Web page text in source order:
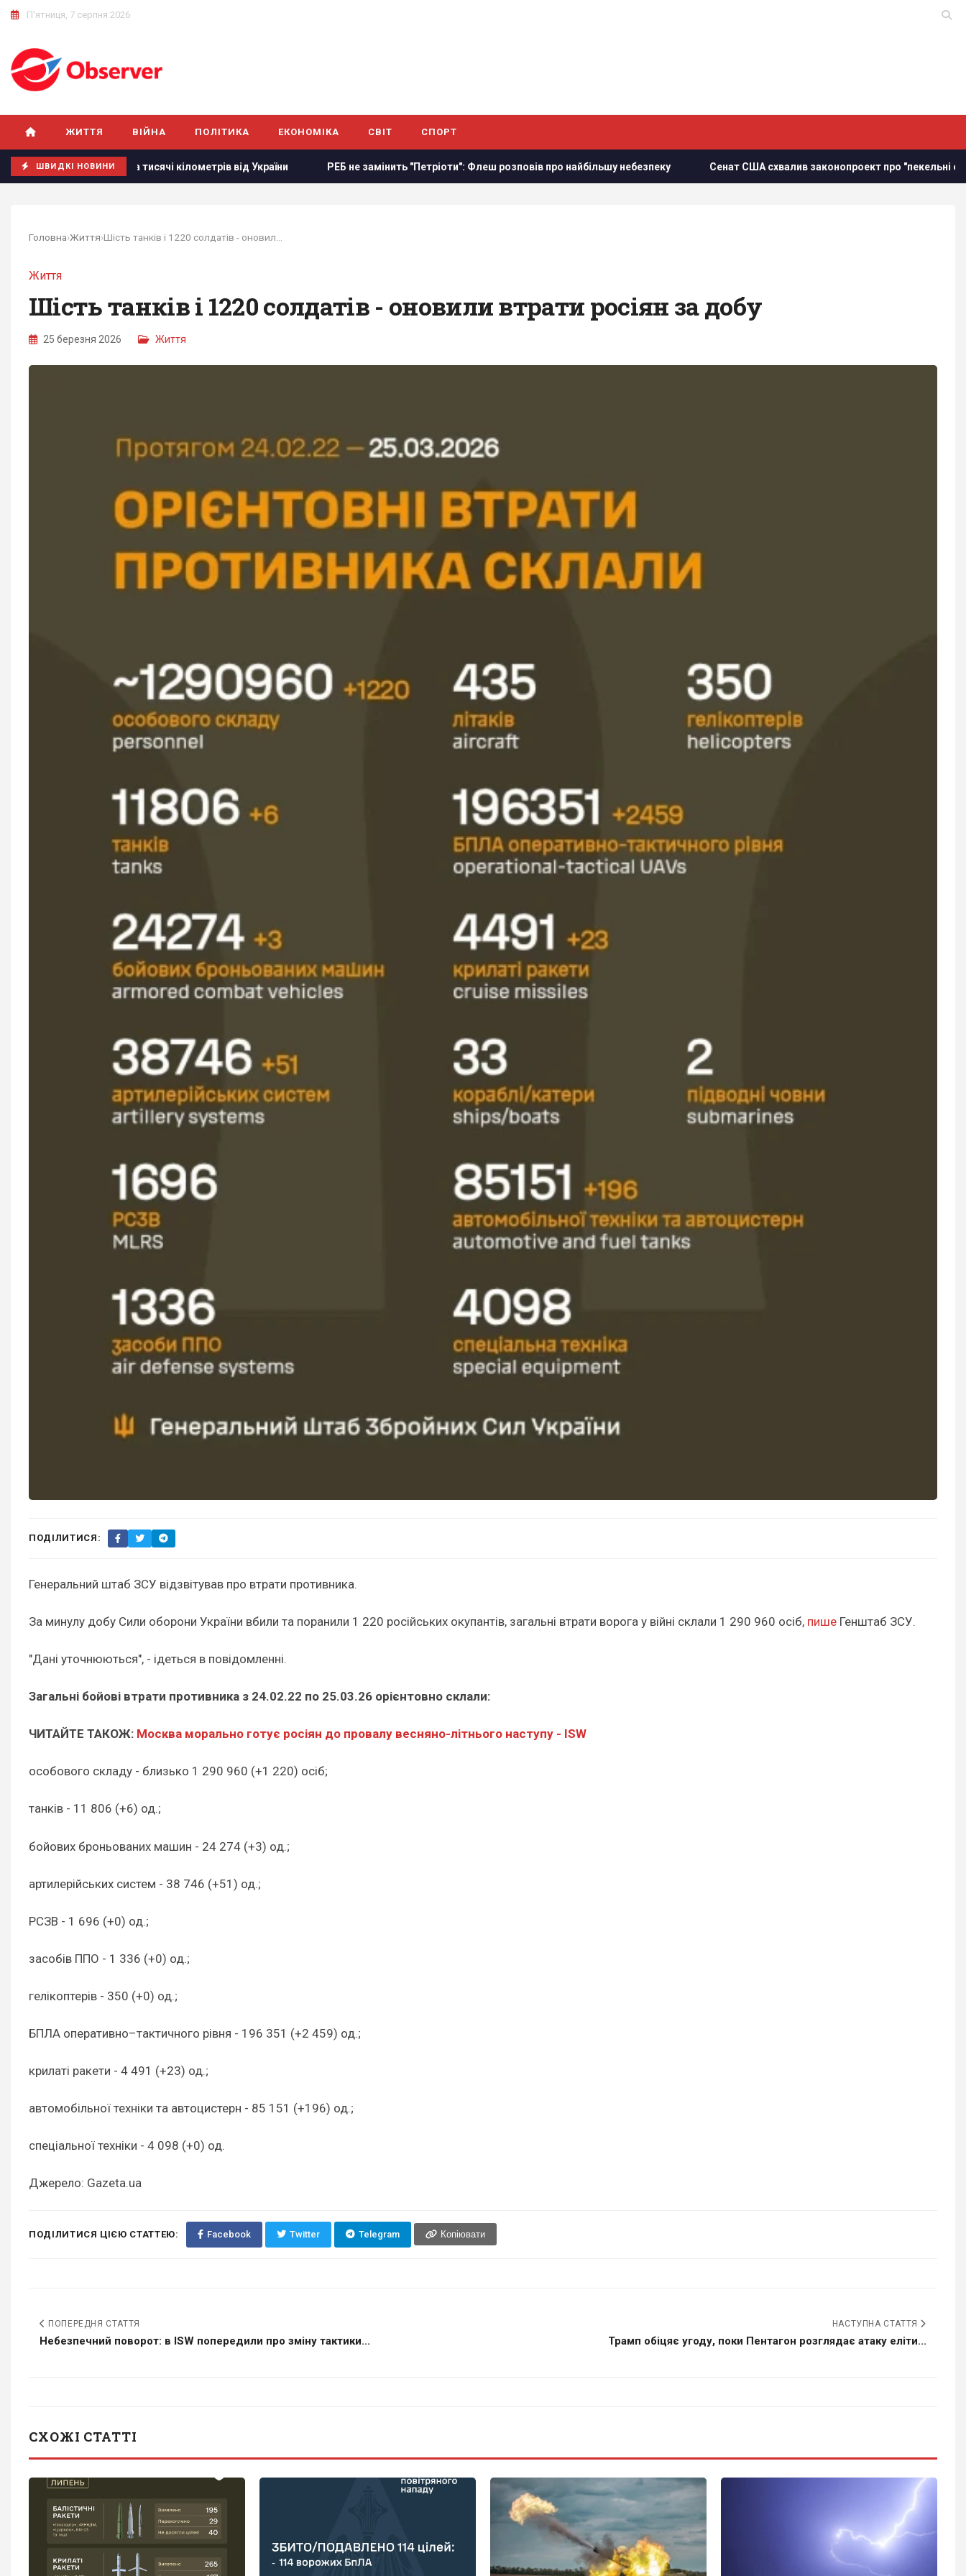
П'ятниця, 7 серпня 2026
ЖИТТЯ ВІЙНА ПОЛІТИКА ЕКОНОМІКА СВІТ СПОРТ
ШВИДКІ НОВИНИ
за тисячі кілометрів від України РЕБ не замінить "Петріоти": Флеш розповів про найбільшу небезпеку Сенат США схвалив законопроект про "пекельні санкції" проти РФ
Головна›Життя›
Життя
Шість танків і 1220 солдатів - оновили втрати росіян за добу
25 березня 2026 Життя
ПОДІЛИТИСЯ:
Генеральний штаб ЗСУ відзвітував про втрати противника.
За минулу добу Сили оборони України вбили та поранили 1 220 російських окупантів, загальні втрати ворога у війні склали 1 290 960 осіб, пише Генштаб ЗСУ.
"Дані уточнюються", - ідеться в повідомленні.
Загальні бойові втрати противника з 24.02.22 по 25.03.26 орієнтовно склали:
ЧИТАЙТЕ ТАКОЖ: Москва морально готує росіян до провалу весняно-літнього наступу - ISW
особового складу - близько 1 290 960 (+1 220) осіб;
танків - 11 806 (+6) од.;
бойових броньованих машин - 24 274 (+3) од.;
артилерійських систем - 38 746 (+51) од.;
РСЗВ - 1 696 (+0) од.;
засобів ППО - 1 336 (+0) од.;
гелікоптерів - 350 (+0) од.;
БПЛА оперативно–тактичного рівня - 196 351 (+2 459) од.;
крилаті ракети - 4 491 (+23) од.;
автомобільної техніки та автоцистерн - 85 151 (+196) од.;
спеціальної техніки - 4 098 (+0) од.
Джерело: Gazeta.ua
ПОДІЛИТИСЯ ЦІЄЮ СТАТТЕЮ: Facebook Twitter Telegram Копіювати
ПОПЕРЕДНЯ СТАТТЯ
Небезпечний поворот: в ISW попередили про зміну тактики...
НАСТУПНА СТАТТЯ
Трамп обіцяє угоду, поки Пентагон розглядає атаку еліти...
СХОЖІ СТАТТІ